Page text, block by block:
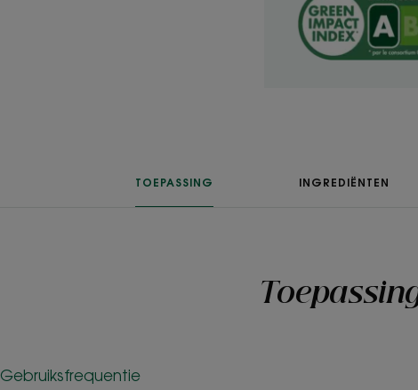
- Geeft volume: de
luchtig en zacht en
TOEPASSING INGREDIËNTEN
Gebruiksfrequentie